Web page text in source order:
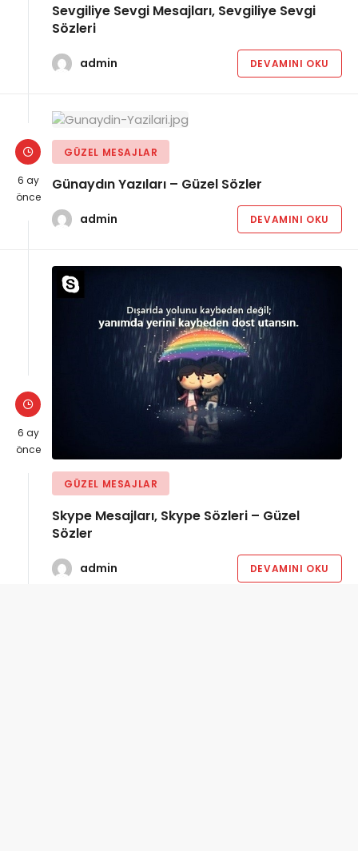
Sevgiliye Sevgi Mesajları, Sevgiliye Sevgi
Sözleri
admin DEVAMINI OKU
6 ay
önce
GÜZEL MESAJLAR
Günaydın Yazıları – Güzel Sözler
admin DEVAMINI OKU
6 ay
önce
GÜZEL MESAJLAR
Skype Mesajları, Skype Sözleri – Güzel
Sözler
admin DEVAMINI OKU